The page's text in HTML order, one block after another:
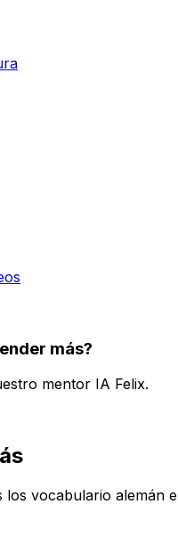
más?
mentor IA Felix.
los vocabulario alemán